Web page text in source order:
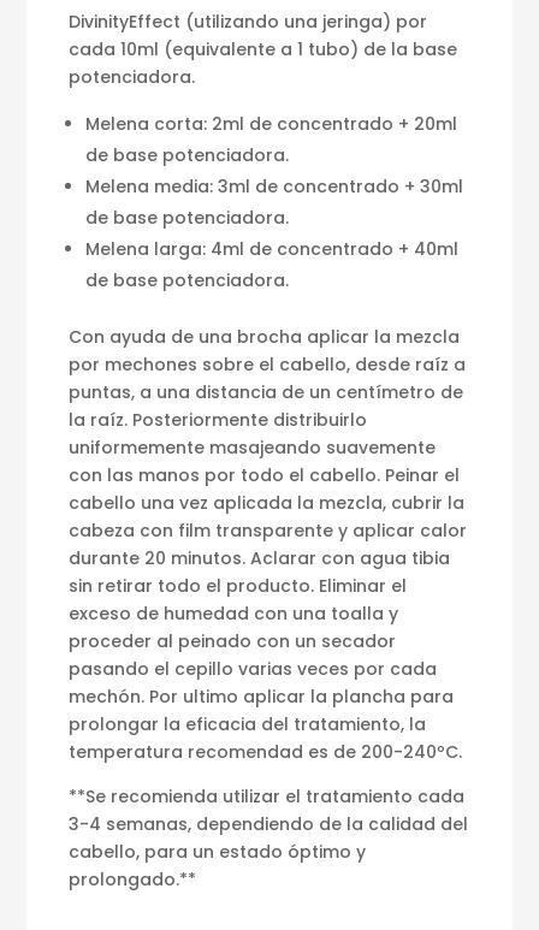
DivinityEffect (utilizando una jeringa) por
cada 10ml (equivalente a 1 tubo) de la base
potenciadora.
Melena corta: 2ml de concentrado + 20ml
de base potenciadora.
Melena media: 3ml de concentrado + 30ml
de base potenciadora.
Melena larga: 4ml de concentrado + 40ml
de base potenciadora.
Con ayuda de una brocha aplicar la mezcla
por mechones sobre el cabello, desde raíz a
puntas, a una distancia de un centímetro de
la raíz. Posteriormente distribuirlo
uniformemente masajeando suavemente
con las manos por todo el cabello. Peinar el
cabello una vez aplicada la mezcla, cubrir la
cabeza con film transparente y aplicar calor
durante 20 minutos. Aclarar con agua tibia
sin retirar todo el producto. Eliminar el
exceso de humedad con una toalla y
proceder al peinado con un secador
pasando el cepillo varias veces por cada
mechón. Por ultimo aplicar la plancha para
prolongar la eficacia del tratamiento, la
temperatura recomendad es de 200-240ºC.
**Se recomienda utilizar el tratamiento cada
3-4 semanas, dependiendo de la calidad del
cabello, para un estado óptimo y
prolongado.**